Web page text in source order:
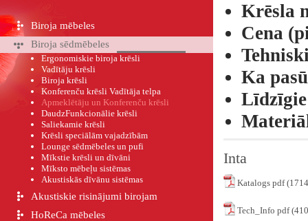
Biroja mēbeles
Biroja sēdmēbeles
Ergonomiskie biroja krēsli
Vadītāju krēsli
Biroja krēsli
Konferenču krēsli Vadītāja telpa
Apmeklētāju un Konferenču krēsli
DaudzFunkcionālie krēsli
Saliekamie krēsli
Krēsli speciālām vajadzībām
Lounge sēdmēbeles un pufi
Mīkstie krēsli un dīvāni
Mīksto mēbeļu sistēmas
Akustiskās dīvānu sistēmas
Akustiskie risinājumi birojam
HoReCa mēbeles
Krēsla
Cena
Ka
Inta
Katalogs pdf
Tech_Info pdf